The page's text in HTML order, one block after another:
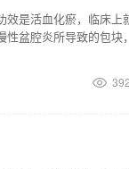
是活血化瘀，临床上
盆腔炎所导致的包块